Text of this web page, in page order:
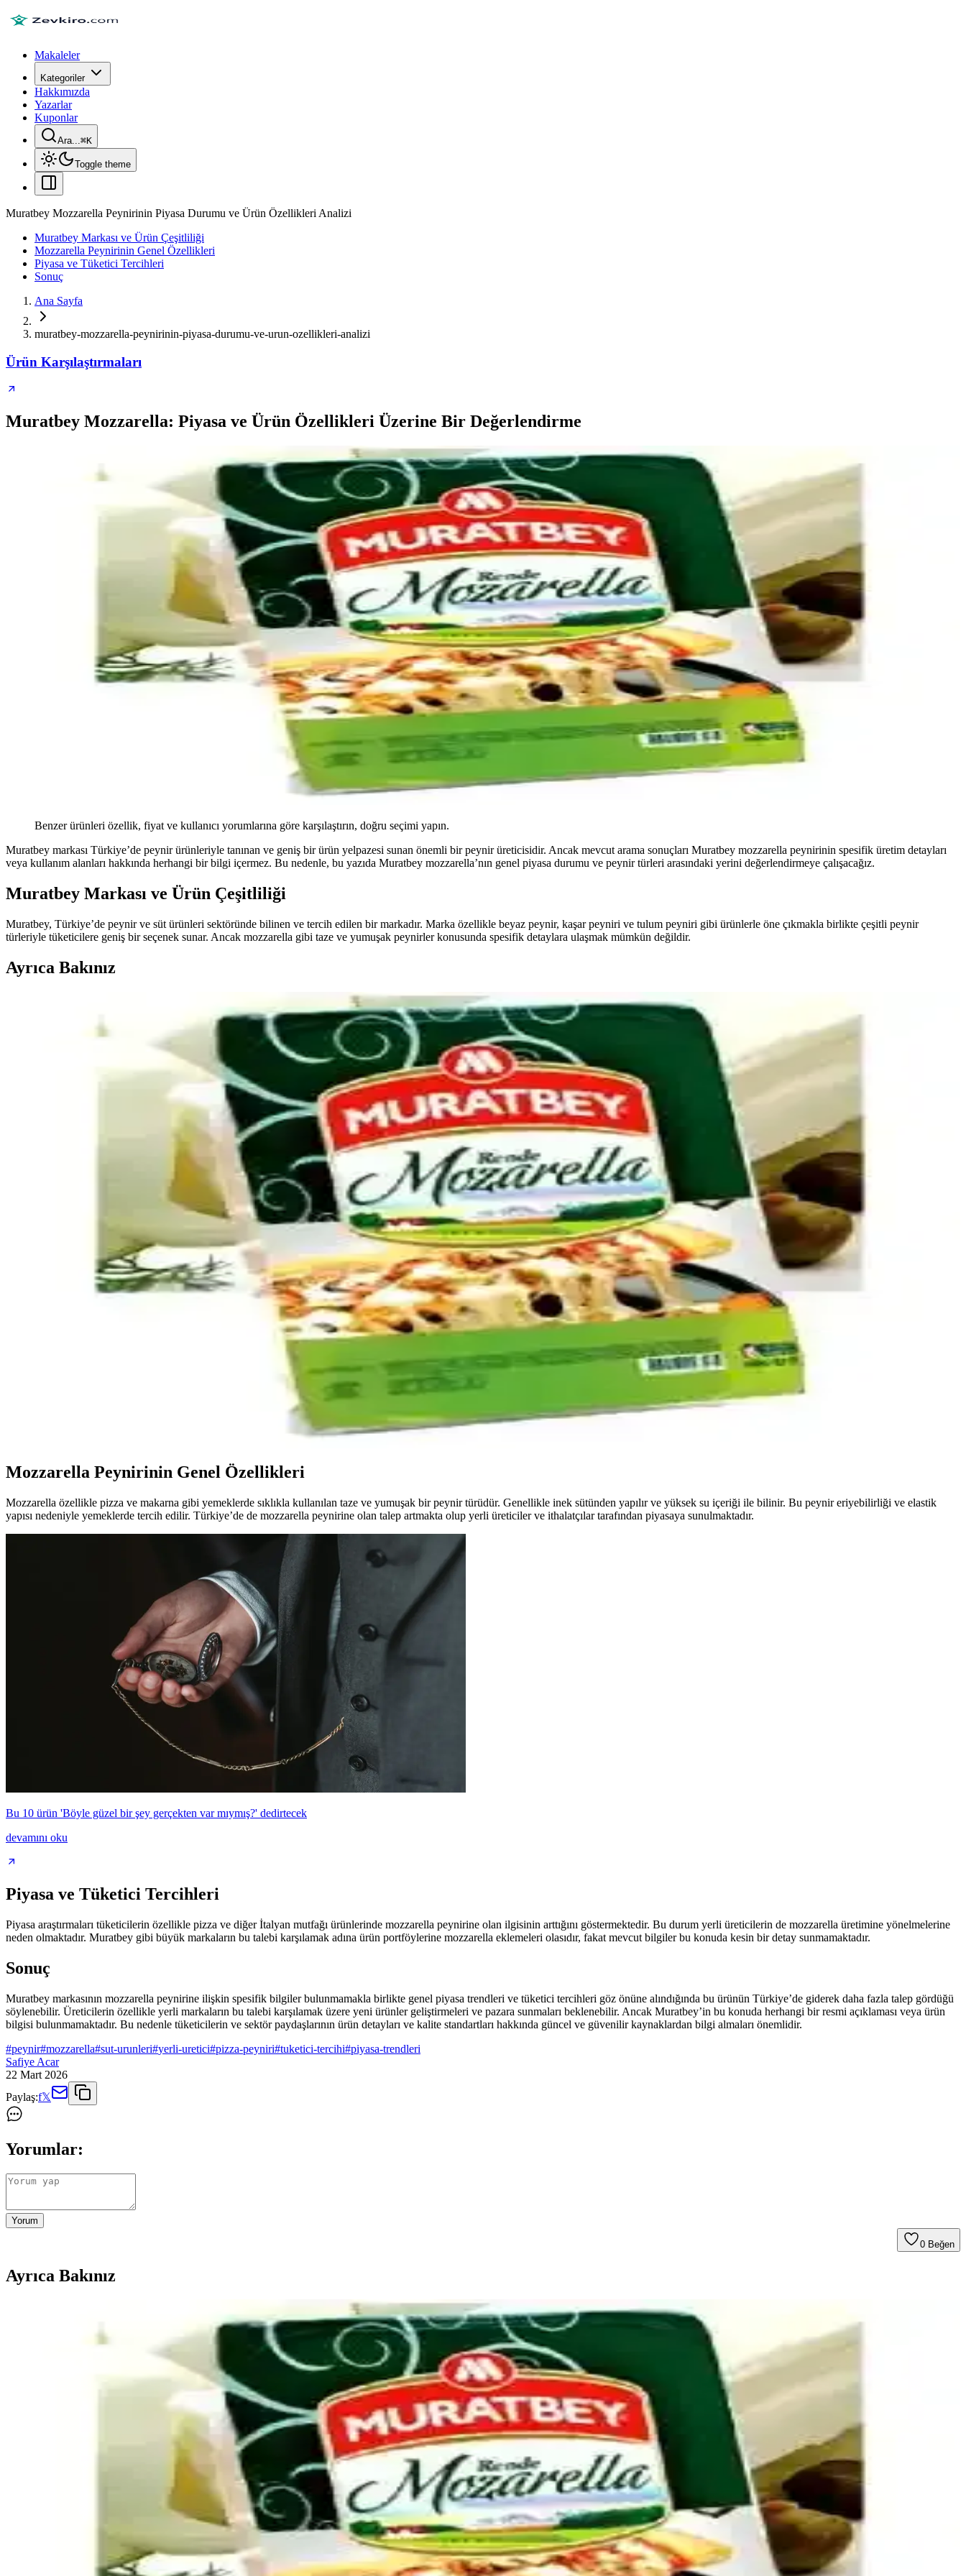
Makaleler
Kategoriler
Hakkımızda
Yazarlar
Kuponlar
Ara...⌘K
Toggle theme
Muratbey Mozzarella Peynirinin Piyasa Durumu ve Ürün Özellikleri Analizi
Muratbey Markası ve Ürün Çeşitliliği
Mozzarella Peynirinin Genel Özellikleri
Piyasa ve Tüketici Tercihleri
Sonuç
Ana Sayfa
muratbey-mozzarella-peynirinin-piyasa-durumu-ve-urun-ozellikleri-analizi
Ürün Karşılaştırmaları
Muratbey Mozzarella: Piyasa ve Ürün Özellikleri Üzerine Bir Değerlendirme
Benzer ürünleri özellik, fiyat ve kullanıcı yorumlarına göre karşılaştırın, doğru seçimi yapın.
Muratbey markası Türkiye’de peynir ürünleriyle tanınan ve geniş bir ürün yelpazesi sunan önemli bir peynir üreticisidir. Ancak mevcut arama sonuçları Muratbey mozzarella peynirinin spesifik üretim detayları
veya kullanım alanları hakkında herhangi bir bilgi içermez. Bu nedenle, bu yazıda Muratbey mozzarella’nın genel piyasa durumu ve peynir türleri arasındaki yerini değerlendirmeye çalışacağız.
Muratbey Markası ve Ürün Çeşitliliği
Muratbey, Türkiye’de peynir ve süt ürünleri sektöründe bilinen ve tercih edilen bir markadır. Marka özellikle beyaz peynir, kaşar peyniri ve tulum peyniri gibi ürünlerle öne çıkmakla birlikte çeşitli peynir
türleriyle tüketicilere geniş bir seçenek sunar. Ancak mozzarella gibi taze ve yumuşak peynirler konusunda spesifik detaylara ulaşmak mümkün değildir.
Ayrıca Bakınız
Ev Yapımı Mac and Cheese'in Market Ürünleri Gibi Tat Vermemesinin Nedenleri ve Çözümleri
Ev yapımı mac and cheese tariflerinde market ürünlerindeki karakteristik tadın yakalanamamasının nedenleri; peynir karışımı, asidik bileşenler, tuz ve baharat dengesi ile pişirme teknikleri detaylandırılıyor.
Evde Ucuz ve Doyurucu Tuzlu Atıştırmalık Seçenekleri ve Hazırlama Yöntemleri
Evde kolay hazırlanabilen, ekonomik ve doyurucu tuzlu atıştırmalıklar iş çıkışı açlığını hızlıca giderir. Dondurulmuş ürünler, kuruyemişler, sebzeler ve peynir gibi seçenekler sağlıklı alternatifler sunar.
Hash Brown Casserole Tarifinde Lezzeti Artıran Malzeme ve Püf Noktaları
Hash brown casserole, donmuş patates, kremalı tavuk çorbası ve cheddar peyniriyle hazırlanır. Soğan, pastırma, baharatlar ve çıtır üst malzeme ile lezzeti artırılır, patateslerin kurutulması dokuyu iyileştirir.
Pizza Yapımında Taze Mozzarella Kullanımında Su Sorununu Önleme Yöntemleri ve Pişirme Teknikleri
Pizza yapımında taze mozzarella yüksek su içeriği nedeniyle hamurun ıslanmasına yol açabilir. Doğru peynir seçimi, ön hazırlık ve pişirme teknikleriyle bu sorun azaltılabilir.
Brüksel Lahanası Tariflerinde Pişirme Teknikleri ve Lezzet Kombinasyonları Rehberi
Brüksel lahanasının fırınlama, kızartma, soteleme gibi pişirme teknikleri ve pastırma, peynir, tatlandırıcılar gibi malzemelerle zenginleştirilmesiyle ortaya çıkan çeşitli tarifler ve ipuçları sunuluyor.
Ev Yapımı 1 Dolarlık Yumurta ve Peynirli Hot Pocket Tarifi ve Hazırlama Yöntemleri
Ev yapımı yumurta ve peynirli hot pocket, düşük maliyeti ve pratik hazırlanışıyla sağlıklı ve besleyici bir alternatif sunar. Kolay hamur yapımı ve zengin iç malzemelerle evde hızlıca hazırlanabilir.
Galactago Süt Ürünleri: Doğal ve Yüksek Kalite Standartlarıyla Sağlıklı Beslenme Seçenekleri
Galactago, doğal içeriklerle üretilen süt, yoğurt, peynir ve tereyağı ile sağlıklı ve hijyenik ürünler sunar, günlük beslenmede güvenle tercih edilir.
Muratbey Mozzarella Peynirinin Piyasa Durumu ve Ürün Özellikleri Analizi
Muratbey mozzarella peynirinin genel piyasa durumu, özellikleri ve tüketici ilgisi hakkında kapsamlı analiz. Türkiye’deki peynir piyasasındaki yerini ve talep artışını özetliyor.
Mozzarella Peynirinin Genel Özellikleri
Mozzarella özellikle pizza ve makarna gibi yemeklerde sıklıkla kullanılan taze ve yumuşak bir peynir türüdür. Genellikle inek sütünden yapılır ve yüksek su içeriği ile bilinir. Bu peynir eriyebilirliği ve elastik
yapısı nedeniyle yemeklerde tercih edilir. Türkiye’de de mozzarella peynirine olan talep artmakta olup yerli üreticiler ve ithalatçılar tarafından piyasaya sunulmaktadır.
Bu 10 ürün 'Böyle güzel bir şey gerçekten var mıymış?' dedirtecek
devamını oku
Piyasa ve Tüketici Tercihleri
Piyasa araştırmaları tüketicilerin özellikle pizza ve diğer İtalyan mutfağı ürünlerinde mozzarella peynirine olan ilgisinin arttığını göstermektedir. Bu durum yerli üreticilerin de mozzarella üretimine yönelmelerine
neden olmaktadır. Muratbey gibi büyük markaların bu talebi karşılamak adına ürün portföylerine mozzarella eklemeleri olasıdır, fakat mevcut bilgiler bu konuda kesin bir detay sunmamaktadır.
Sonuç
Muratbey markasının mozzarella peynirine ilişkin spesifik bilgiler bulunmamakla birlikte genel piyasa trendleri ve tüketici tercihleri göz önüne alındığında bu ürünün Türkiye’de giderek daha fazla talep gördüğü
söylenebilir. Üreticilerin özellikle yerli markaların bu talebi karşılamak üzere yeni ürünler geliştirmeleri ve pazara sunmaları beklenebilir. Ancak Muratbey’in bu konuda herhangi bir resmi açıklaması veya ürün
bilgisi bulunmamaktadır. Bu nedenle tüketicilerin ve sektör paydaşlarının ürün detayları ve kalite standartları hakkında güncel ve güvenilir kaynaklardan bilgi almaları önemlidir.
#peynir#mozzarella#sut-urunleri#yerli-uretici#pizza-peyniri#tuketici-tercihi#piyasa-trendleri
Safiye Acar
22 Mart 2026
Paylaş:f𝕏
Yorumlar:
Yorum
0 Beğen
Ayrıca Bakınız
Ev Yapımı Mac and Cheese'in Market Ürünleri Gibi Tat Vermemesinin Nedenleri ve Çözümleri
Ev yapımı mac and cheese tariflerinde market ürünlerindeki karakteristik tadın yakalanamamasının nedenleri; peynir karışımı, asidik bileşenler, tuz ve baharat dengesi ile pişirme teknikleri detaylandırılıyor.
Evde Ucuz ve Doyurucu Tuzlu Atıştırmalık Seçenekleri ve Hazırlama Yöntemleri
Evde kolay hazırlanabilen, ekonomik ve doyurucu tuzlu atıştırmalıklar iş çıkışı açlığını hızlıca giderir. Dondurulmuş ürünler, kuruyemişler, sebzeler ve peynir gibi seçenekler sağlıklı alternatifler sunar.
Hash Brown Casserole Tarifinde Lezzeti Artıran Malzeme ve Püf Noktaları
Hash brown casserole, donmuş patates, kremalı tavuk çorbası ve cheddar peyniriyle hazırlanır. Soğan, pastırma, baharatlar ve çıtır üst malzeme ile lezzeti artırılır, patateslerin kurutulması dokuyu iyileştirir.
Pizza Yapımında Taze Mozzarella Kullanımında Su Sorununu Önleme Yöntemleri ve Pişirme Teknikleri
Pizza yapımında taze mozzarella yüksek su içeriği nedeniyle hamurun ıslanmasına yol açabilir. Doğru peynir seçimi, ön hazırlık ve pişirme teknikleriyle bu sorun azaltılabilir.
Brüksel Lahanası Tariflerinde Pişirme Teknikleri ve Lezzet Kombinasyonları Rehberi
Brüksel lahanasının fırınlama, kızartma, soteleme gibi pişirme teknikleri ve pastırma, peynir, tatlandırıcılar gibi malzemelerle zenginleştirilmesiyle ortaya çıkan çeşitli tarifler ve ipuçları sunuluyor.